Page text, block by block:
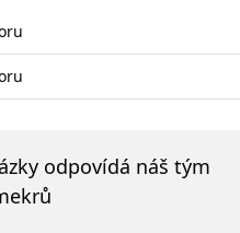
odpovídá náš tým